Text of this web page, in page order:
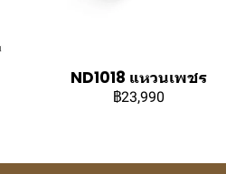
ND1018 แหวนเพชร
฿23,990